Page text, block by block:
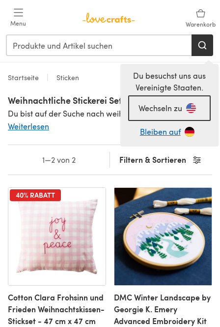
Menu Warenkorb
Du besuchst uns aus
Vereinigte Staaten.
Wechseln zu
Bleiben auf
Startseite Sticken
Weihnachtliche Stickerei Sets
Du bist auf der Suche nach weihnachtlichenStickerei Sets
Weiterlesen
Filtern & Sortieren
1—2 von 2
40% RABATT
Cotton Clara Frohsinn und
Frieden Weihnachtskissen-
Stickset - 47 cm x 47 cm
DMC Winter Landscape by
Georgie K. Emery
Advanced Embroidery Kit